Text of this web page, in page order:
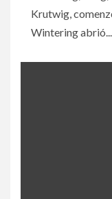
Krutwig,
Wintering abrió...